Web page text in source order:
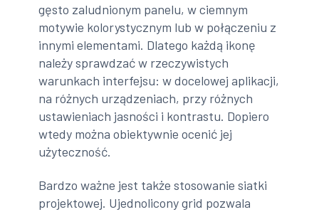
gęsto zaludnionym panelu, w ciemnym
motywie kolorystycznym lub w połączeniu z
innymi elementami. Dlatego każdą ikonę
należy sprawdzać w rzeczywistych
warunkach interfejsu: w docelowej aplikacji,
na różnych urządzeniach, przy różnych
ustawieniach jasności i kontrastu. Dopiero
wtedy można obiektywnie ocenić jej
użyteczność.
Bardzo ważne jest także stosowanie siatki
projektowej. Ujednolicony grid pozwala